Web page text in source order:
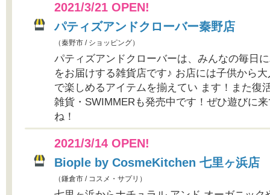
2021/3/21 OPEN!
パティズアンドクローバー秦野店
（秦野市 / ショッピング）
パティズアンドクローバーは、みんなの毎日
をお届けする雑貨店です♪ お店には子供から
で楽しめるアイテムを揃えてい ます！また復
雑貨・SWIMMERも発売中です！ぜひ遊びに
ね！
2021/3/14 OPEN!
Biople by CosmeKitchen 七里ヶ浜店
（鎌倉市 / コスメ・サプリ）